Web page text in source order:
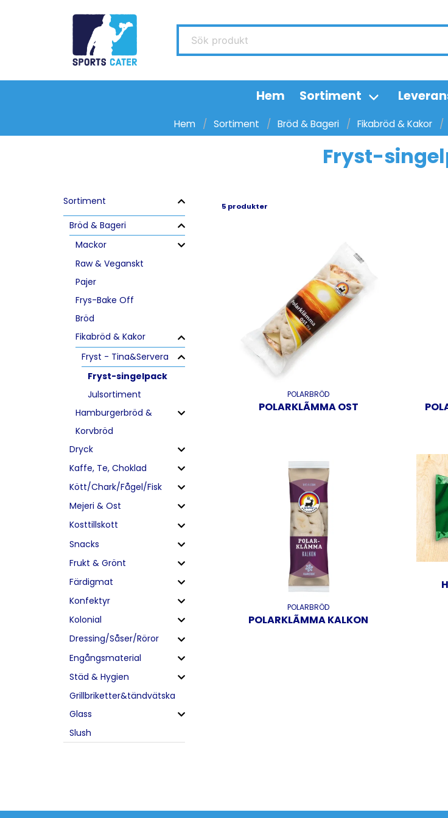
Sök produkt
Hem Sortiment
Hem Sortiment Bröd & Bageri Fikabröd & Kakor
Fryst-
Sortiment
Bröd & Bageri
Mackor
Raw & Veganskt
Pajer
Frys-Bake Off
Bröd
Fikabröd & Kakor
Fryst - Tina&Servera
Fryst-singelpack
Julsortiment
Hamburgerbröd &
Korvbröd
Dryck
Kaffe, Te, Choklad
Kött/Chark/Fågel/Fisk
Mejeri & Ost
Kosttillskott
Snacks
Frukt & Grönt
Färdigmat
Konfektyr
Kolonial
Dressing/Såser/Röror
Engångsmaterial
Städ & Hygien
Grillbriketter&tändvätska
Glass
Slush
5 produkter
POLARBRÖD
POLARKLÃMMA OST
POLARBRÖD
POLARKLÃMMA KALKON